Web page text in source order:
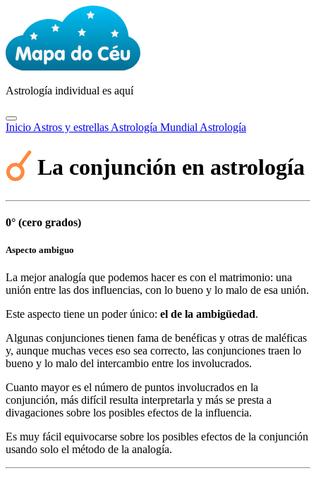
Astrología individual es aquí
Inicio Astros y estrellas Astrología Mundial Astrología
La conjunción en astrología
0° (cero grados)
Aspecto ambiguo
La mejor analogía que podemos hacer es con el matrimonio: una
unión entre las dos influencias, con lo bueno y lo malo de esa unión.
Este aspecto tiene un poder único: el de la ambigüedad.
Algunas conjunciones tienen fama de benéficas y otras de maléficas
y, aunque muchas veces eso sea correcto, las conjunciones traen lo
bueno y lo malo del intercambio entre los involucrados.
Cuanto mayor es el número de puntos involucrados en la
conjunción, más difícil resulta interpretarla y más se presta a
divagaciones sobre los posibles efectos de la influencia.
Es muy fácil equivocarse sobre los posibles efectos de la conjunción
usando solo el método de la analogía.